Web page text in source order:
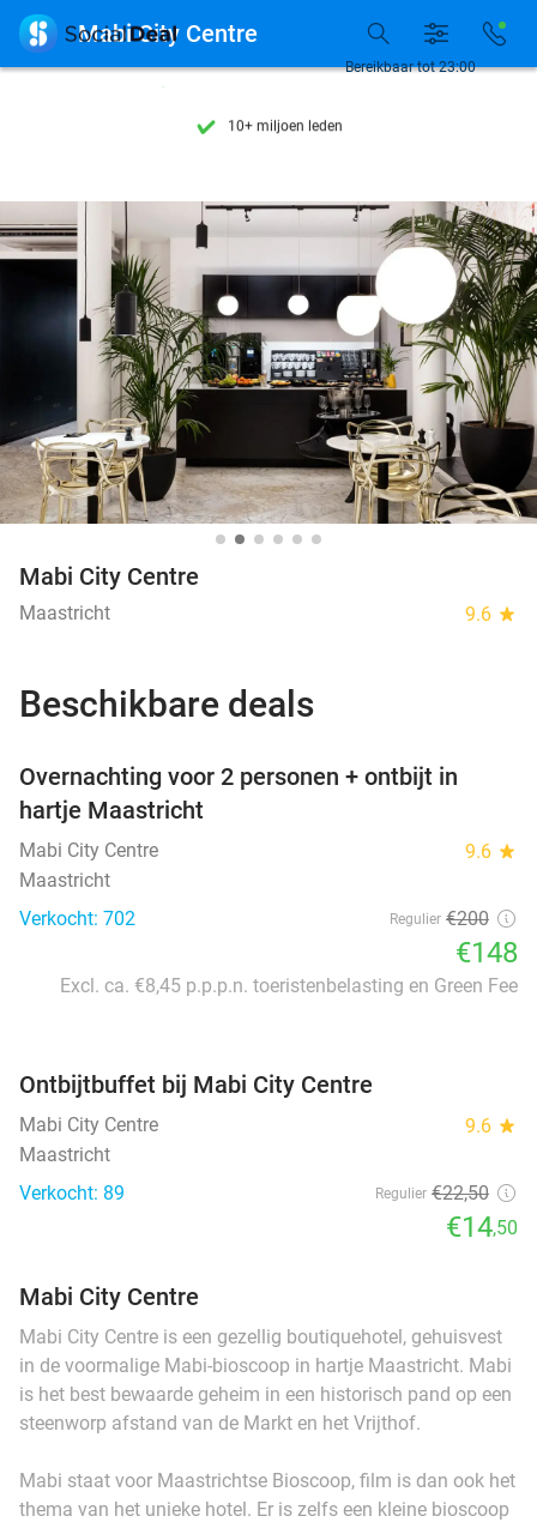
7 dagen per week beschikbaar
7 dagen per week beschikbaar
10+ miljoen leden
Bereikbaar tot 23:00
 Mabi City Centre
Mabi City Centre
Maastricht 9.6 star
Beschikbare deals
Overnachting voor 2 personen + ontbijt in
hartje Maastricht
Mabi City Centre 9.6 star
Maastricht
Verkocht: 702
Regulier €200
€148
Excl. ca. €8,45 p.p.p.n. toeristenbelasting en Green Fee
Ontbijtbuffet bij Mabi City Centre
Mabi City Centre 9.6 star
Maastricht
Verkocht: 89
Regulier €22,50
€14,50
Mabi City Centre
Mabi City Centre is een gezellig boutiquehotel, gehuisvest
in de voormalige Mabi-bioscoop in hartje Maastricht. Mabi
is het best bewaarde geheim in een historisch pand op een
steenworp afstand van de Markt en het Vrijthof.
Mabi staat voor Maastrichtse Bioscoop, film is dan ook het
thema van het unieke hotel. Er is zelfs een kleine bioscoop